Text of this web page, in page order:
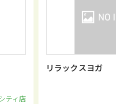
ティ店
リラックスヨガ